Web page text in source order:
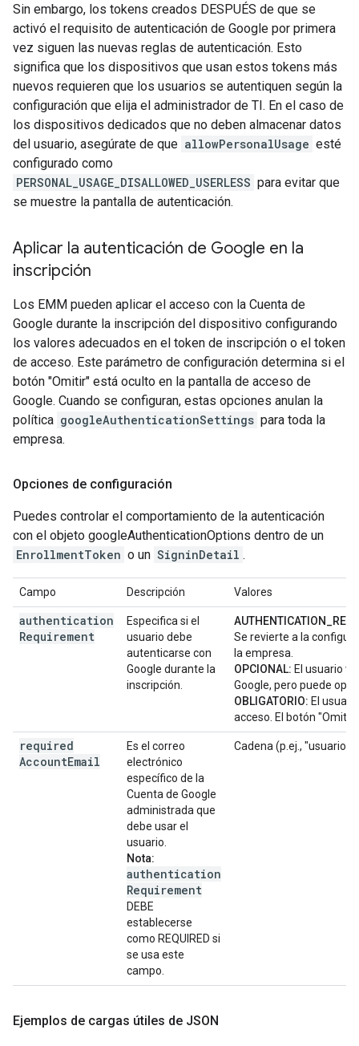
Sin embargo, los tokens creados DESPUÉS de que se
activó el requisito de autenticación de Google por primera
vez siguen las nuevas reglas de autenticación. Esto
significa que los dispositivos que usan estos tokens más
nuevos requieren que los usuarios se autentiquen según la
configuración que elija el administrador de TI. En el caso de
los dispositivos dedicados que no deben almacenar datos
del usuario, asegúrate de que allowPersonalUsage esté
configurado como
PERSONAL_USAGE_DISALLOWED_USERLESS para evitar que
se muestre la pantalla de autenticación.
Aplicar la autenticación de Google en la
inscripción
Los EMM pueden aplicar el acceso con la Cuenta de
Google durante la inscripción del dispositivo configurando
los valores adecuados en el token de inscripción o el token
de acceso. Este parámetro de configuración determina si el
botón "Omitir" está oculto en la pantalla de acceso de
Google. Cuando se configuran, estas opciones anulan la
política googleAuthenticationSettings para toda la
empresa.
Opciones de configuración
Puedes controlar el comportamiento de la autenticación
con el objeto googleAuthenticationOptions dentro de un
EnrollmentToken o un SigninDetail .
Campo Descripción Valores
authentication
Requirement
Especifica si el
usuario debe
autenticarse con
Google durante la
inscripción.
Se revierte a la
la empresa.
OPCIONAL: El usuario
Google, pero puede
OBLIGATORIO: El
acceso. El botón
required
AccountEmail
Es el correo
electrónico
específico de la
Cuenta de Google
administrada que
debe usar el
usuario.
Nota:
authentication
Requirement
DEBE
establecerse
como REQUIRED si
se usa este
campo.
Cadena (p.ej.,
Ejemplos de cargas útiles de JSON